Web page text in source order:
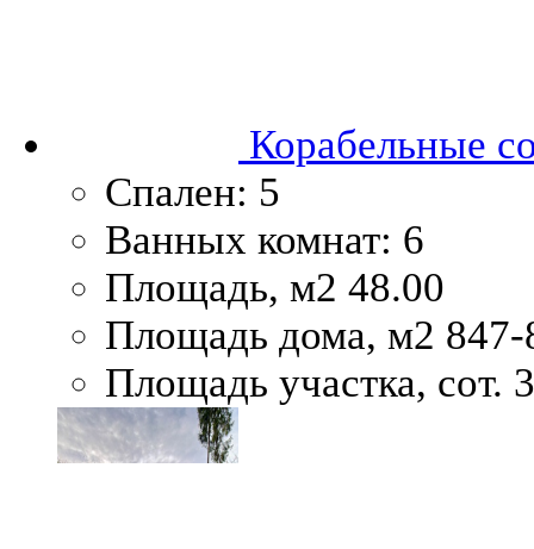
Корабельные
Спален: 5
Ванных комнат: 6
Площадь, м2 48.00
Площадь дома, м2
Площадь участка, сот.